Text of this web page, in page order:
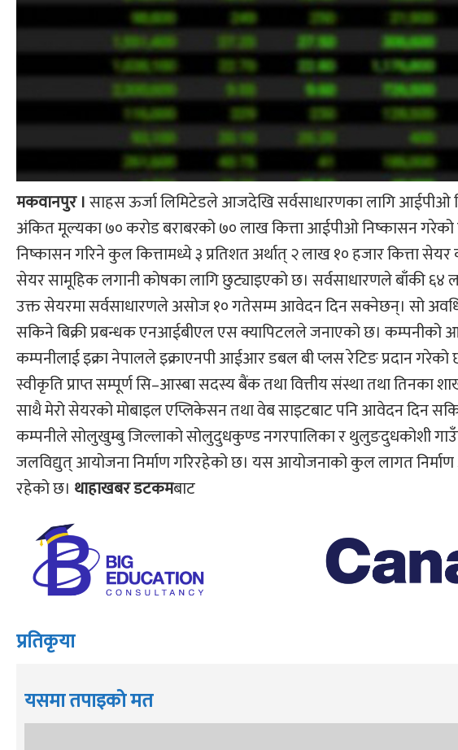
मकवानपुर ।साहस ऊर्जा लिमिटेडले आजदेखि सर्वसाधारणका लागि आईपीओ
अंकित मूल्यका ७० करोड बराबरको ७० लाख कित्ता आईपीओ निष्कासन गरेको
निष्कासन गरिने कुल कित्तामध्ये ३ प्रतिशत अर्थात् २ लाख १० हजार कित्ता सेयर
सेयर सामूहिक लगानी कोषका लागि छुट्याइएको छ। सर्वसाधारणले बाँकी
उक्त सेयरमा सर्वसाधारणले असोज १० गतेसम्म आवेदन दिन सक्नेछन्। सो
सकिने बिक्री प्रबन्धक एनआईबीएल एस क्यापिटलले जनाएको छ। कम्पनीको
कम्पनीलाई इक्रा नेपालले इक्राएनपी आईआर डबल बी प्लस रेटिङ प्रदान गरेको
स्वीकृति प्राप्त सम्पूर्ण सि–आस्बा सदस्य बैंक तथा वित्तीय संस्था तथा तिनका
साथै मेरो सेयरको मोबाइल एप्लिकेसन तथा वेब साइटबाट पनि आवेदन दिन
कम्पनीले सोलुखुम्बु जिल्लाको सोलुदुधकुण्ड नगरपालिका र थुलुङदुधकोशी
जलविद्युत् आयोजना निर्माण गरिरहेको छ। यस आयोजनाको कुल लागत
रहेको छ। थाहाखबर डटकमबाट
प्रतिकृया
यसमा तपाइको मत